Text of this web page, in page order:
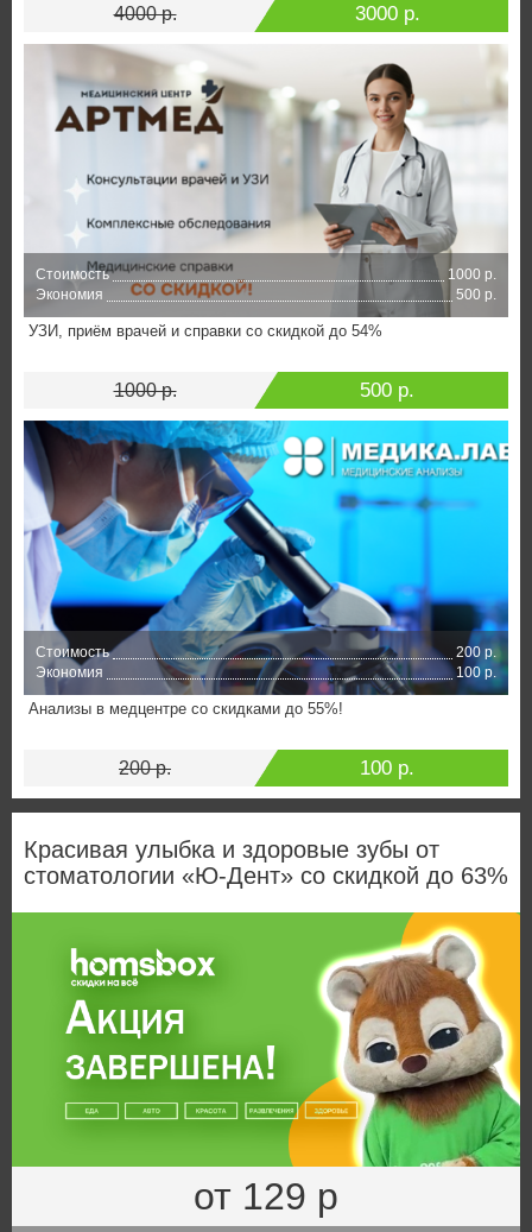
4000 р. 3000 р.
Стоимость
1000 р.
Экономия
500 р.
УЗИ, приём врачей и справки со скидкой до 54%
1000 р. 500 р.
Стоимость
200 р.
Экономия
100 р.
Анализы в медцентре со скидками до 55%!
200 р. 100 р.
Красивая улыбка и здоровые зубы от
стоматологии «Ю-Дент» со скидкой до 63%
от 129 р